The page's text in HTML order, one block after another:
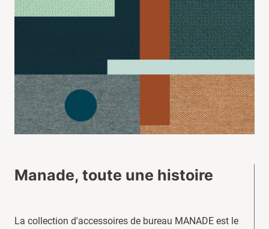
Manade, toute une histoire
La collection d'accessoires de bureau MANADE est le